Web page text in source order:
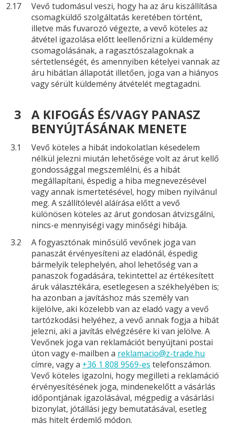
2.17
Vevő tudomásul veszi, hogy ha az áru kiszállítása
csomagküldő szolgáltatás keretében történt,
illetve más fuvarozó végezte, a vevő köteles az
átvétel igazolása előtt leellenőrizni a küldemény
csomagolásának, a ragasztószalagoknak a
sértetlenségét, és amennyiben kételyei vannak az
áru hibátlan állapotát illetően, joga van a hiányos
vagy sérült küldemény átvételét megtagadni.
3
A KIFOGÁS ÉS/VAGY PANASZ
BENYÚJTÁSÁNAK MENETE
3.1
Vevő köteles a hibát indokolatlan késedelem
nélkül jelezni miután lehetősége volt az árut kellő
gondossággal megszemlélni, és a hibát
megállapítani, éspedig a hiba megnevezésével
vagy annak ismertetésével, hogy miben nyilvánul
meg. A szállítólevél aláírása előtt a vevő
különösen köteles az árut gondosan átvizsgálni,
nincs-e mennyiségi vagy minőségi hibája.
3.2
A fogyasztónak minősülő vevőnek joga van
panaszát érvényesíteni az eladónál, éspedig
bármelyik telephelyén, ahol lehetőség van a
panaszok fogadására, tekintettel az értékesített
áruk választékára, esetlegesen a székhelyében is;
ha azonban a javításhoz más személy van
kijelölve, aki közelebb van az eladó vagy a vevő
tartózkodási helyéhez, a vevő annak fogja a hibát
jelezni, aki a javítás elvégzésére ki van jelölve. A
Vevőnek joga van reklamációt benyújtani postai
úton vagy e-mailben a reklamacio@z-trade.hu
címre, vagy a +36 1 808 9569-es telefonszámon.
Vevő köteles igazolni, hogy megilleti a reklamáció
érvényesítésének joga, mindenekelőtt a vásárlás
időpontjának igazolásával, mégpedig a vásárlási
bizonylat, jótállási jegy bemutatásával, esetleg
más hitelt érdemlő módon.